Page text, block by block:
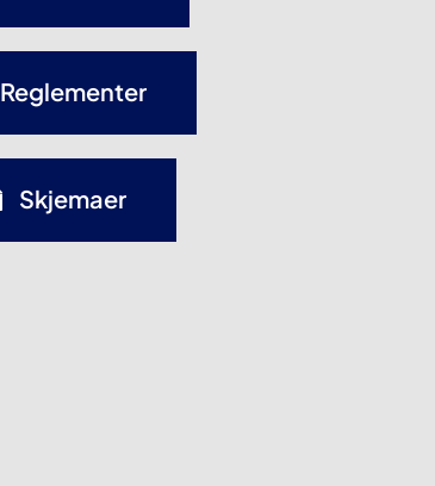
Reglementer
Skjemaer